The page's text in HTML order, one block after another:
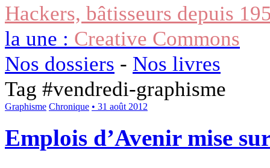
Hackers, bâtisseurs depuis
la une : Creative Commons
Nos dossiers - Nos livres
Tag #vendredi-graphisme
Graphisme Chronique • 31 août 2012
Emplois d’Avenir mise